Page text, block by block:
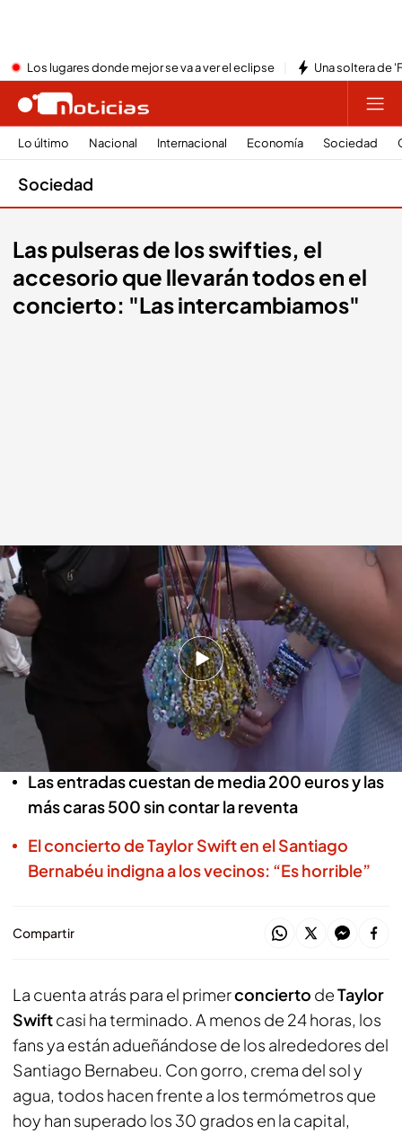
Los lugares donde mejor se va a ver el eclipse Una soltera de
Lo último Nacional Internacional Economía Sociedad
Sociedad
Las pulseras de los swifties, el
accesorio que llevarán todos en el
concierto: "Las intercambiamos"
La pulsera que llevarán todos los swifties en el concierto
Mariano Gutiérrez
Redacción digital Noticias Cuatro
28 MAY 2024 - 22:48h.
Muchas personas vienen de distintos lugares
de España y de otros países para ver a Taylor
Swift
Las entradas cuestan de media 200 euros y las
más caras 500 sin contar la reventa
El concierto de Taylor Swift en el Santiago
Bernabéu indigna a los vecinos: “Es horrible”
Compartir
La cuenta atrás para el primerconcierto deTaylor
Swiftcasi ha terminado. A menos de 24 horas, los
fans ya están adueñándose de los alrededores del
Santiago Bernabeu. Con gorro, crema del sol y
agua, todos hacen frente a los termómetros que
hoy han superado los 30 grados en la capital,